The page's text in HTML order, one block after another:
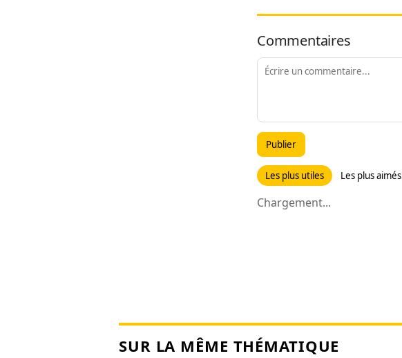
Commentaires
Publier
Les plus utiles Les plus aimés
Chargement...
SUR LA MÊME THÉMATIQUE